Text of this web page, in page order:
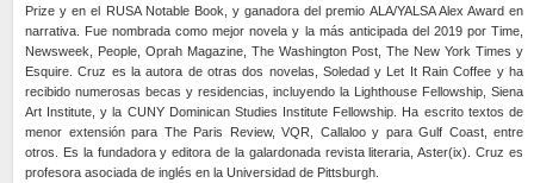
Prize y en el RUSA Notable Book, y ganadora del premio ALA/YALSA Alex Award en
narrativa. Fue nombrada como mejor novela y la más anticipada del 2019 por Time,
Newsweek, People, Oprah Magazine, The Washington Post, The New York Times y
Esquire. Cruz es la autora de otras dos novelas, Soledad y Let It Rain Coffee y ha
recibido numerosas becas y residencias, incluyendo la Lighthouse Fellowship, Siena
Art Institute, y la CUNY Dominican Studies Institute Fellowship. Ha escrito textos de
menor extensión para The Paris Review, VQR, Callaloo y para Gulf Coast, entre
otros. Es la fundadora y editora de la galardonada revista literaria, Aster(ix). Cruz es
profesora asociada de inglés en la Universidad de Pittsburgh.